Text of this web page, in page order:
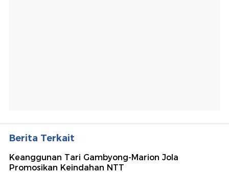
Berita Terkait
Keanggunan Tari Gambyong-Marion Jola
Promosikan Keindahan NTT